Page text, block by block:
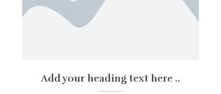
Add your heading text here ..